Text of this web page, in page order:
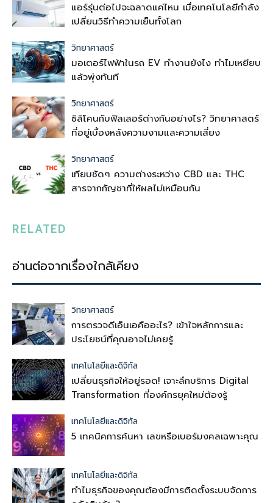
แอร์รุ่นต่อไปจะฉลาดแค่ไหน เมื่อเทคโนโลยีกำลัง
เปลี่ยนวิธีทำความเย็นทั้งโลก
วิทยาศาสตร์
มอเตอร์ไฟฟ้าในรถ EV ทำงานยังไง ทำไมเหยียบ
แล้วพุ่งทันที
วิทยาศาสตร์
ซิลิโคนกับฟิลเลอร์ต่างกันอย่างไร? วิทยาศาสตร์
ที่อยู่เบื้องหลังความงามและความเสี่ยง
วิทยาศาสตร์
เทียบชัดๆ ความต่างระหว่าง CBD และ THC
สารจากกัญชาที่ให้ผลไม่เหมือนกัน
RELATED
อ่านต่อจากเรื่องใกล้เคียง
วิทยาศาสตร์
การตรวจดีเอ็นเอคืออะไร? เข้าใจหลักการและ
ประโยชน์ที่คุณอาจไม่เคยรู้
เทคโนโลยีและดิจิทัล
เปลี่ยนธุรกิจให้อยู่รอด! เจาะลึกบริการ Digital
Transformation ที่องค์กรยุคใหม่ต้องรู้
เทคโนโลยีและดิจิทัล
5 เทคนิคการค้นหา เลขหรือเบอร์มงคลเฉพาะคุณ
เทคโนโลยีและดิจิทัล
ทำไมธุรกิจของคุณต้องมีการติดตั้งระบบจัดการ